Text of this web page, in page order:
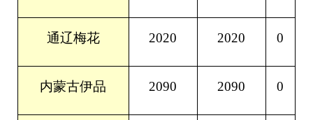
通辽梅花 2020 2020 0
内蒙古伊品 2090 2090 0